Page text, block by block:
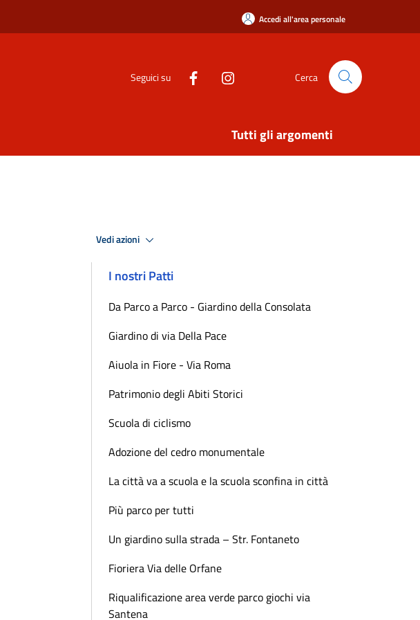
Accedi all'area personale
Seguici su Cerca
Tutti gli argomenti
Vedi azioni
I nostri Patti
Da Parco a Parco - Giardino della Consolata
Giardino di via Della Pace
Aiuola in Fiore - Via Roma
Patrimonio degli Abiti Storici
Scuola di ciclismo
Adozione del cedro monumentale
La città va a scuola e la scuola sconfina in città
Più parco per tutti
Un giardino sulla strada – Str. Fontaneto
Fioriera Via delle Orfane
Riqualificazione area verde parco giochi via
Santena